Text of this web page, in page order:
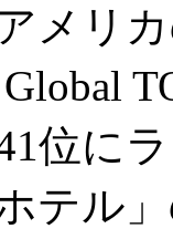
メリ
位に
テル